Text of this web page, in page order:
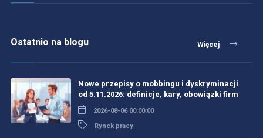
Ostatnio na blogu Więcej
Nowe przepisy o mobbingu i dyskryminacji
od 5.11.2026: definicje, kary, obowiązki firm
2026-08-06 00:00:00
Rynek pracy